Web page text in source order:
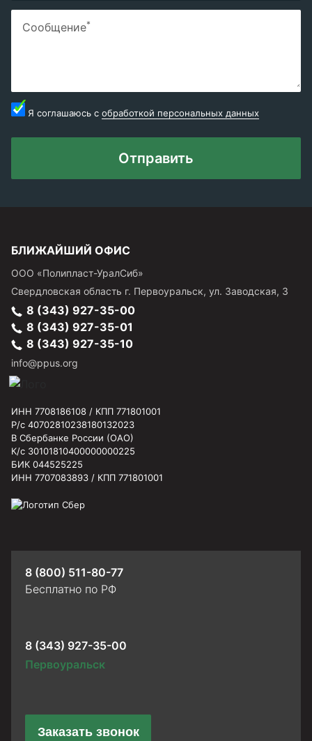
Сообщение*
Я соглашаюсь с обработкой персональных данных
Отправить
БЛИЖАЙШИЙ ОФИС
ООО «Полипласт-УралСиб»
Свердловская область г. Первоуральск, ул. Заводская, 3
8 (343) 927-35-00
8 (343) 927-35-01
8 (343) 927-35-10
info@ppus.org
ИНН 7708186108 / КПП 771801001
Р/с 40702810238180132023
В Сбербанке России (ОАО)
К/с 30101810400000000225
БИК 044525225
ИНН 7707083893 / КПП 771801001
8 (800) 511-80-77
Бесплатно по РФ
8 (343) 927-35-00
Первоуральск
Заказать звонок